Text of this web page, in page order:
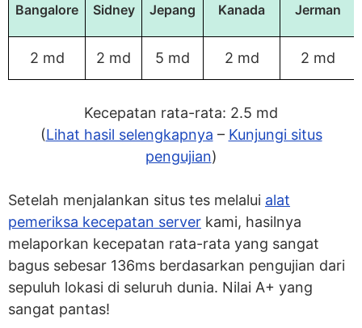
Bangalore Sidney Jepang Kanada Jerman
2 md 2 md 5 md 2 md 2 md
Kecepatan rata-rata: 2.5 md
(Lihat hasil selengkapnya – Kunjungi situs
pengujian)
Setelah menjalankan situs tes melalui alat
pemeriksa kecepatan server kami, hasilnya
melaporkan kecepatan rata-rata yang sangat
bagus sebesar 136ms berdasarkan pengujian dari
sepuluh lokasi di seluruh dunia. Nilai A+ yang
sangat pantas!